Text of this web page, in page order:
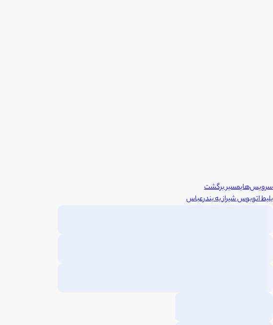
سرویس‌هایمسیر برگشت
بلیط اتوبوسشیرازبهبندرعباس